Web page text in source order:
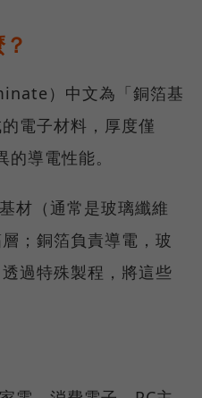
）中文為「銅箔基
電子材料，厚度僅
導電性能。
材（通常是玻璃纖維
；銅箔負責導電，玻
過特殊製程，將這些